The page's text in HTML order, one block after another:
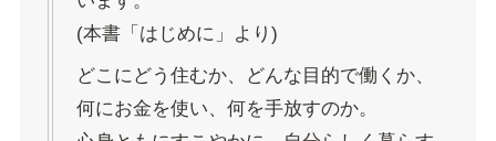
(本書「はじめに」より)
どこにどう住むか、どんな目的で働くか、
何にお金を使い、何を手放すのか。